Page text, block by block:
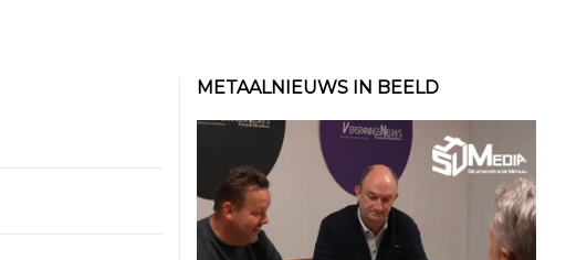
METAALNIEUWS IN BEELD